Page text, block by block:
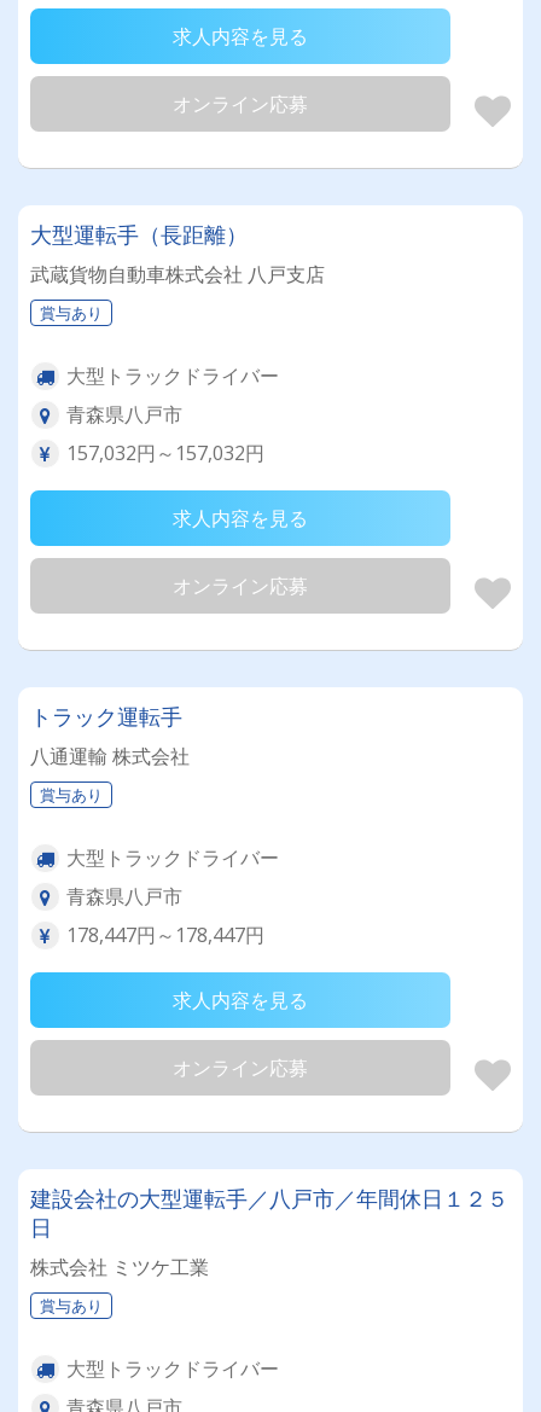
求人内容を見る
オンライン応募
大型運転手（長距離）
武蔵貨物自動車株式会社 八戸支店
賞与あり
大型トラックドライバー
青森県八戸市
157,032円～157,032円
求人内容を見る
オンライン応募
トラック運転手
八通運輸 株式会社
賞与あり
大型トラックドライバー
青森県八戸市
178,447円～178,447円
求人内容を見る
オンライン応募
建設会社の大型運転手／八戸市／年間休日１２５
日
株式会社 ミツケ工業
賞与あり
大型トラックドライバー